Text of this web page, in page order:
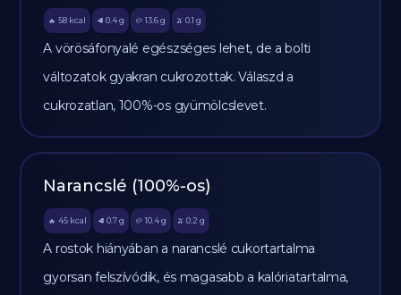
🔥 58 kcal 🥩 0.4 g 🥔 13.6g 🫒 0.1 g
A vörösáfonyalé egészséges lehet, de a bolti
változatok gyakran cukrozottak. Válaszd a
cukrozatlan, 100%-os gyümölcslevet.
Narancslé (100%-os)
🔥 45 kcal 🥩 0.7 g 🥔 10.4g 🫒 0.2 g
A rostok hiányában a narancslé cukortartalma
gyorsan felszívódik, és magasabb a kalóriatartalma,